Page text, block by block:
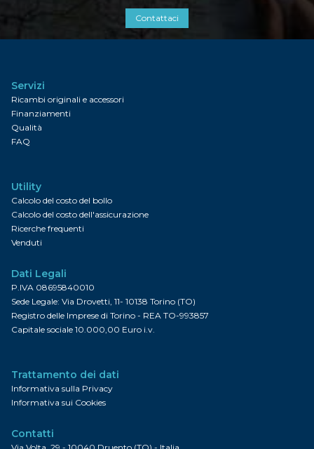
Contattaci
Servizi
Ricambi originali e accessori
Finanziamenti
Qualità
FAQ
Utility
Calcolo del costo del bollo
Calcolo del costo dell'assicurazione
Ricerche frequenti
Venduti
Dati Legali
P.IVA 08695840010
Sede Legale: Via Drovetti, 11- 10138 Torino (TO)
Registro delle Imprese di Torino - REA TO-993857
Capitale sociale 10.000,00 Euro i.v.
Trattamento dei dati
Informativa sulla Privacy
Informativa sui Cookies
Contatti